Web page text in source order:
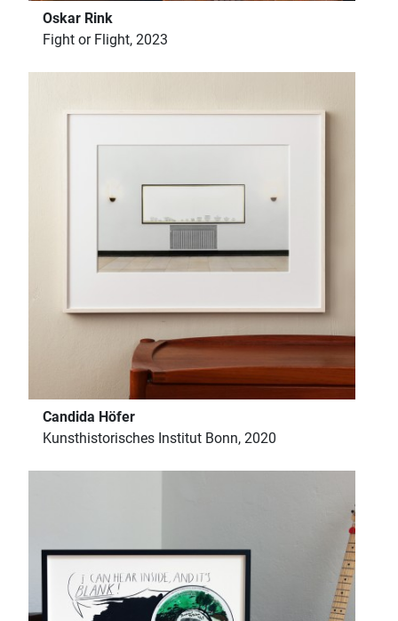
Oskar Rink
Fight or Flight, 2023
Candida Höfer
Kunsthistorisches Institut Bonn, 2020